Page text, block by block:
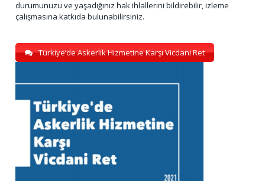
durumunuzu ve yaşadığınız hak ihlallerini bildirebilir, izleme
çalışmasına katkıda bulunabilirsiniz.
Türkiye’de Askerlik Hizmetine Karşı Vicdani Ret